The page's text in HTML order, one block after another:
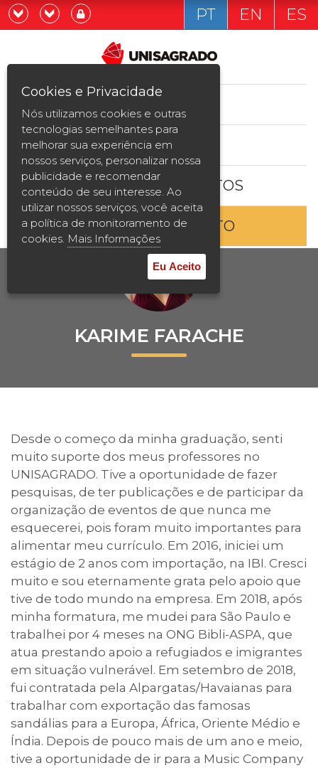
Graduação
Pós-graduação e MBA
Curta Duração
Vestibular
2ª Graduação
Transferência
Reingresso
Prouni
Contatos
Calendário acadêmico
Internacionalização
UATI
Já sou estudande
Quero ser estudante
PT EN ES
ESTUDE AQUI
BOLSAS E DESCONTOS
ENTRE EM CONTATO
KARIME FARACHE
Desde o começo da minha graduação, senti
muito suporte dos meus professores no
UNISAGRADO. Tive a oportunidade de fazer
pesquisas, de ter publicações e de participar da
organização de eventos de que nunca me
esquecerei, pois foram muito importantes para
alimentar meu currículo. Em 2016, iniciei um
estágio de 2 anos com importação, na IBI. Cresci
muito e sou eternamente grata pelo apoio que
tive de todo mundo na empresa. Em 2018, após
minha formatura, me mudei para São Paulo e
trabalhei por 4 meses na ONG Bibli-ASPA, que
atua prestando apoio a refugiados e imigrantes
em situação vulnerável. Em setembro de 2018,
fui contratada pela Alpargatas/Havaianas para
trabalhar com exportação das famosas
sandálias para a Europa, África, Oriente Médio e
Índia. Depois de pouco mais de um ano e meio,
tive a oportunidade de ir para a Music Company
Cookies e Privacidade
Nós utilizamos cookies e outras
tecnologias semelhantes para
melhorar sua experiência em
nossos serviços, personalizar nossa
publicidade e recomendar
conteúdo de seu interesse. Ao
utilizar nossos serviços, você aceita
a política de monitoramento de
cookies. Mais Informações
Eu Aceito